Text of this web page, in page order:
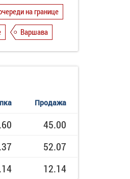
на границе
Варшава
Продажа
45.00
52.07
12.14